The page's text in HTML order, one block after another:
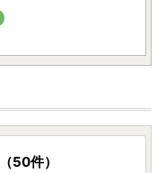
（50件）